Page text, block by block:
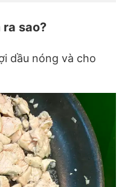
sao?
dầu nóng và cho